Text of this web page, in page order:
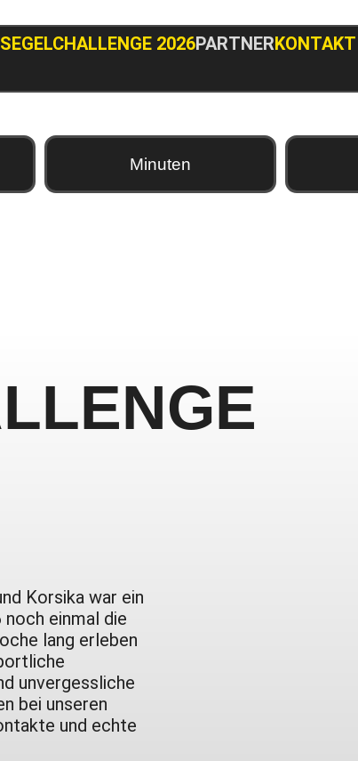
2026PARTNERKONTAKT
Minuten
Korsika war ein
einmal die
lang erleben
unvergessliche
bei unseren
und echte